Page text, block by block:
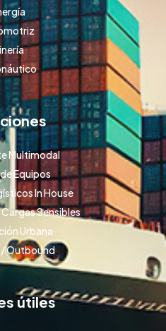
Multimodal
Equipos
In House
Sensibles
Urbana
Outbound
útiles